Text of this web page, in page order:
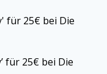
für 25€ bei Die
für 25€ bei Die